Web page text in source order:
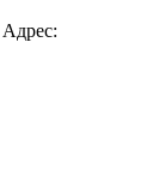
Адрес: